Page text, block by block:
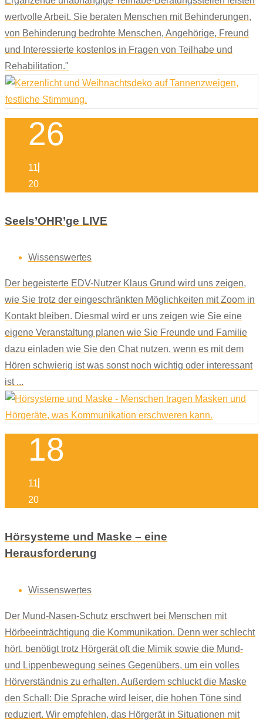
wertvolle Arbeit. Sie beraten Menschen mit Behinderungen,
von Behinderung bedrohte Menschen, Angehörige, Freund
und Interessierte kostenlos in Fragen von Teilhabe und
Rehabilitation."
26
11
20
Seels’OHR’ge LIVE
Wissenswertes
Der begeisterte EDV-Nutzer Klaus Grund wird uns zeigen,
wie Sie trotz der eingeschränkten Möglichkeiten mit Zoom in
Kontakt bleiben. Diesmal wird er uns zeigen wie Sie eine
eigene Veranstaltung planen wie Sie Freunde und Familie
dazu einladen wie Sie den Chat nutzen, wenn es mit dem
Hören schwierig ist was sonst noch wichtig oder interessant
ist ...
18
11
20
Hörsysteme und Maske – eine
Herausforderung
Wissenswertes
Der Mund-Nasen-Schutz erschwert bei Menschen mit
Hörbeeinträchtigung die Kommunikation. Denn wer schlecht
hört, benötigt trotz Hörgerät oft die Mimik sowie die Mund-
und Lippenbewegung seines Gegenübers, um ein volles
Hörverständnis zu erhalten. Außerdem schluckt die Maske
den Schall: Die Sprache wird leiser, die hohen Töne sind
reduziert. Wir empfehlen, das Hörgerät in Situationen mit